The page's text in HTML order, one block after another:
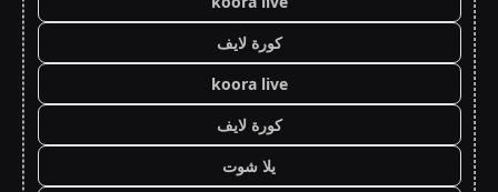
كورة لايف
koora live
كورة لايف
يلا شوت